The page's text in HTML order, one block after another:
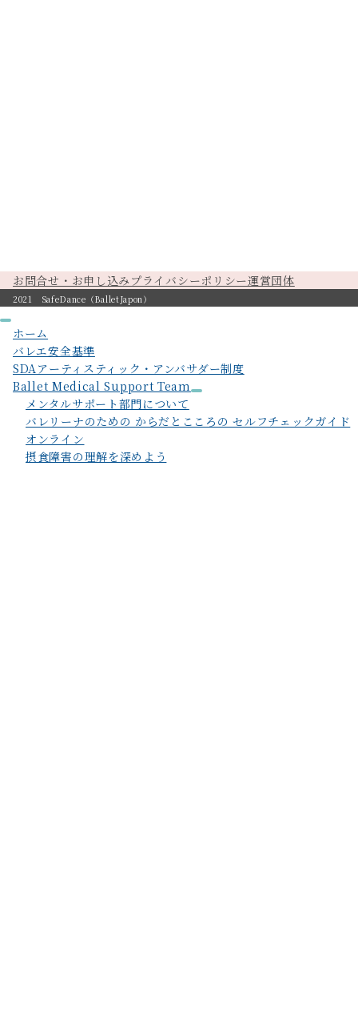
お問合せ・お申し込みプライバシーポリシー運営団体
2021 SafeDance（BalletJapon）
ホーム
バレエ安全基準
SDAアーティスティック・アンバサダー制度
Ballet Medical Support Team
メンタルサポート部門について
バレリーナのための からだとこころの セルフチェックガイド
オンライン
摂食障害の理解を深めよう